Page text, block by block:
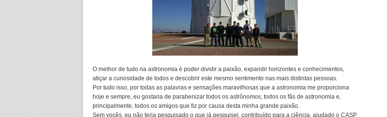
O melhor de tudo na astronomia é poder dividir a paixão, expandir horizontes e conhecimentos,
atiçar a curiosidade de todos e descobrir este mesmo sentimento nas mais distintas pessoas.
Por tudo isso, por todas as palavras e sensações maravilhosas que a astronomia me proporciona
hoje e sempre, eu gostaria de parabenizar todos os astrônomos, todos os fãs de astronomia e,
principalmente, todos os amigos que fiz por causa desta minha grande paixão.
Sem vocês, eu não teria pesquisado o que já pesquisei, contribuído para a ciência, ajudado o CASP